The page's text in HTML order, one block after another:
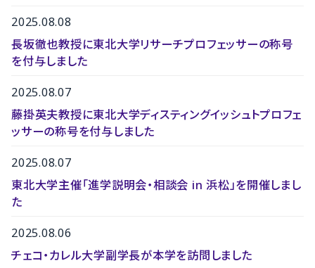
2025.08.08
長坂徹也教授に東北大学リサーチプロフェッサーの称号
を付与しました
2025.08.07
藤掛英夫教授に東北大学ディスティングイッシュトプロフェ
ッサーの称号を付与しました
2025.08.07
東北大学主催「進学説明会・相談会 in 浜松」を開催しまし
た
2025.08.06
チェコ・カレル大学副学長が本学を訪問しました